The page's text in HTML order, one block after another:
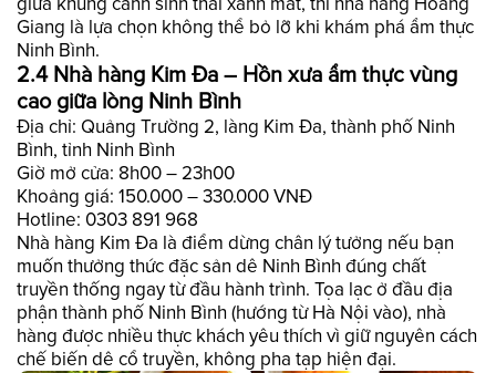
Giang là lựa chọn không thể bỏ lỡ khi khám phá ẩm thực
Ninh Bình.
2.4 Nhà hàng Kim Đa – Hồn xưa ẩm thực vùng
cao giữa lòng Ninh Bình
Địa chỉ: Quảng Trường 2, làng Kim Đa, thành phố Ninh
Bình, tỉnh Ninh Bình
Giờ mở cửa: 8h00 – 23h00
Khoảng giá: 150.000 – 330.000 VNĐ
Hotline: 0303 891 968
Nhà hàng Kim Đa là điểm dừng chân lý tưởng nếu bạn
muốn thưởng thức đặc sản dê Ninh Bình đúng chất
truyền thống ngay từ đầu hành trình. Tọa lạc ở đầu địa
phận thành phố Ninh Bình (hướng từ Hà Nội vào), nhà
hàng được nhiều thực khách yêu thích vì giữ nguyên cách
chế biến dê cổ truyền, không pha tạp hiện đại.